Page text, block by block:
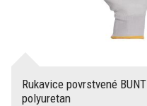
Rukavice povrstvené
polyuretan